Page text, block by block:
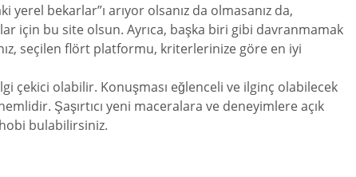
yerel bekarlar”ı arıyor olsanız da olmasanız da,
için bu site olsun. Ayrıca, başka biri gibi davranmamak
seçilen flört platformu, kriterlerinize göre en iyi
çekici olabilir. Konuşması eğlenceli ve ilginç olabilecek
Şaşırtıcı yeni maceralara ve deneyimlere açık
bulabilirsiniz.